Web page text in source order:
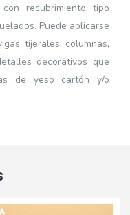
recubrimiento tipo
Puede aplicarse
tijerales, columnas,
decorativos que
de yeso cartón y/o